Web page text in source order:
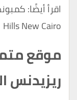
اقرأ أيضًا:
Hills New Cairo
موقع
ريزيدنس